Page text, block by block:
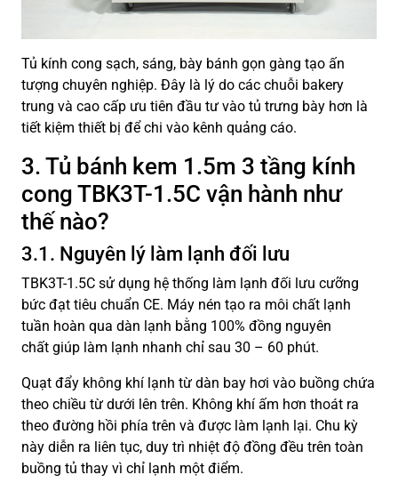
Tủ kính cong sạch, sáng, bày bánh gọn gàng tạo ấn
tượng chuyên nghiệp. Đây là lý do các chuỗi bakery
trung và cao cấp ưu tiên đầu tư vào tủ trưng bày hơn là
tiết kiệm thiết bị để chi vào kênh quảng cáo.
3. Tủ bánh kem 1.5m 3 tầng kính
cong TBK3T-1.5C vận hành như
thế nào?
3.1. Nguyên lý làm lạnh đối lưu
TBK3T-1.5C sử dụng hệ thống làm lạnh đối lưu cưỡng
bức đạt tiêu chuẩn CE. Máy nén tạo ra môi chất lạnh
tuần hoàn qua dàn lạnh bằng 100% đồng nguyên
chất giúp làm lạnh nhanh chỉ sau 30 – 60 phút.
Quạt đẩy không khí lạnh từ dàn bay hơi vào buồng chứa
theo chiều từ dưới lên trên. Không khí ấm hơn thoát ra
theo đường hồi phía trên và được làm lạnh lại. Chu kỳ
này diễn ra liên tục, duy trì nhiệt độ đồng đều trên toàn
buồng tủ thay vì chỉ lạnh một điểm.